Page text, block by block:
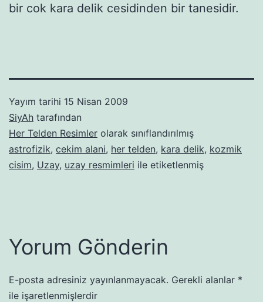
bir cok kara delik cesidinden bir tanesidir.
Yayım tarihi 15 Nisan 2009
SiyAh tarafından
Her Telden Resimler olarak sınıflandırılmış
astrofizik, cekim alani, her telden, kara delik, kozmik
cisim, Uzay, uzay resmimleri ile etiketlenmiş
Yorum Gönderin
E-posta adresiniz yayınlanmayacak. Gerekli alanlar *
ile işaretlenmişlerdir